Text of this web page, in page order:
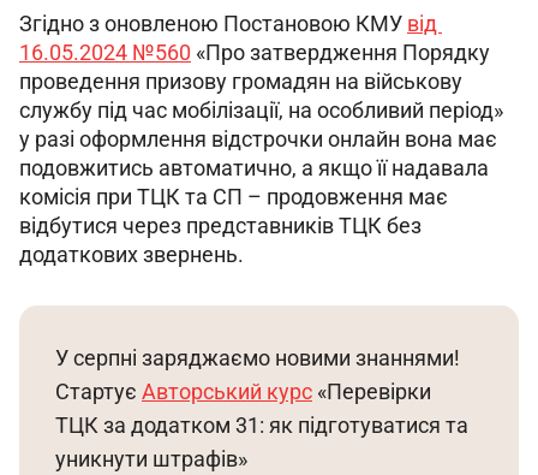
Згідно з оновленою Постановою КМУ від
16.05.2024 №560 «Про затвердження Порядку
проведення призову громадян на військову
службу під час мобілізації, на особливий період»
у разі оформлення відстрочки онлайн вона має
подовжитись автоматично, а якщо її надавала
комісія при ТЦК та СП – продовження має
відбутися через представників ТЦК без
додаткових звернень.
У серпні заряджаємо новими знаннями!
Стартує Авторський курс «Перевірки
ТЦК за додатком 31: як підготуватися та
уникнути штрафів»